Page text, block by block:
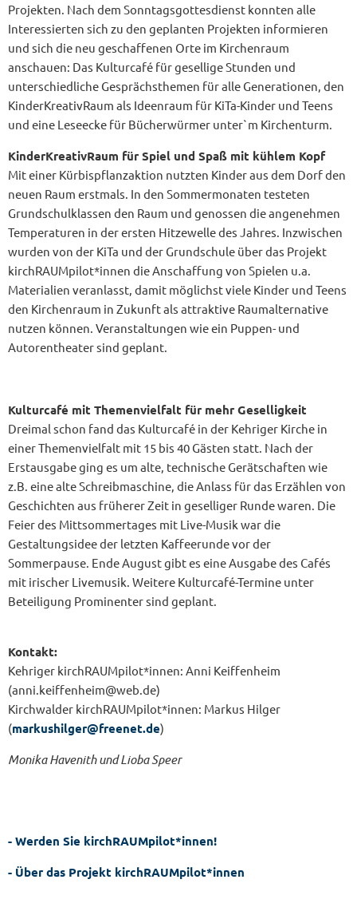
Projekten. Nach dem Sonntagsgottesdienst konnten alle
Interessierten sich zu den geplanten Projekten informieren
und sich die neu geschaffenen Orte im Kirchenraum
anschauen: Das Kulturcafé für gesellige Stunden und
unterschiedliche Gesprächsthemen für alle Generationen, den
KinderKreativRaum als Ideenraum für KiTa-Kinder und Teens
und eine Leseecke für Bücherwürmer unter`m Kirchenturm.
KinderKreativRaum für Spiel und Spaß mit kühlem Kopf
Mit einer Kürbispflanzaktion nutzten Kinder aus dem Dorf den
neuen Raum erstmals. In den Sommermonaten testeten
Grundschulklassen den Raum und genossen die angenehmen
Temperaturen in der ersten Hitzewelle des Jahres. Inzwischen
wurden von der KiTa und der Grundschule über das Projekt
kirchRAUMpilot*innen die Anschaffung von Spielen u.a.
Materialien veranlasst, damit möglichst viele Kinder und Teens
den Kirchenraum in Zukunft als attraktive Raumalternative
nutzen können. Veranstaltungen wie ein Puppen- und
Autorentheater sind geplant.
Kulturcafé mit Themenvielfalt für mehr Geselligkeit
Dreimal schon fand das Kulturcafé in der Kehriger Kirche in
einer Themenvielfalt mit 15 bis 40 Gästen statt. Nach der
Erstausgabe ging es um alte, technische Gerätschaften wie
z.B. eine alte Schreibmaschine, die Anlass für das Erzählen von
Geschichten aus früherer Zeit in geselliger Runde waren. Die
Feier des Mittsommertages mit Live-Musik war die
Gestaltungsidee der letzten Kaffeerunde vor der
Sommerpause. Ende August gibt es eine Ausgabe des Cafés
mit irischer Livemusik. Weitere Kulturcafé-Termine unter
Beteiligung Prominenter sind geplant.
Kontakt:
Kehriger kirchRAUMpilot*innen: Anni Keiffenheim
(anni.keiffenheim@web.de)
Kirchwalder kirchRAUMpilot*innen: Markus Hilger
(markushilger@freenet.de)
Monika Havenith und Lioba Speer
- Werden Sie kirchRAUMpilot*innen!
- Über das Projekt kirchRAUMpilot*innen